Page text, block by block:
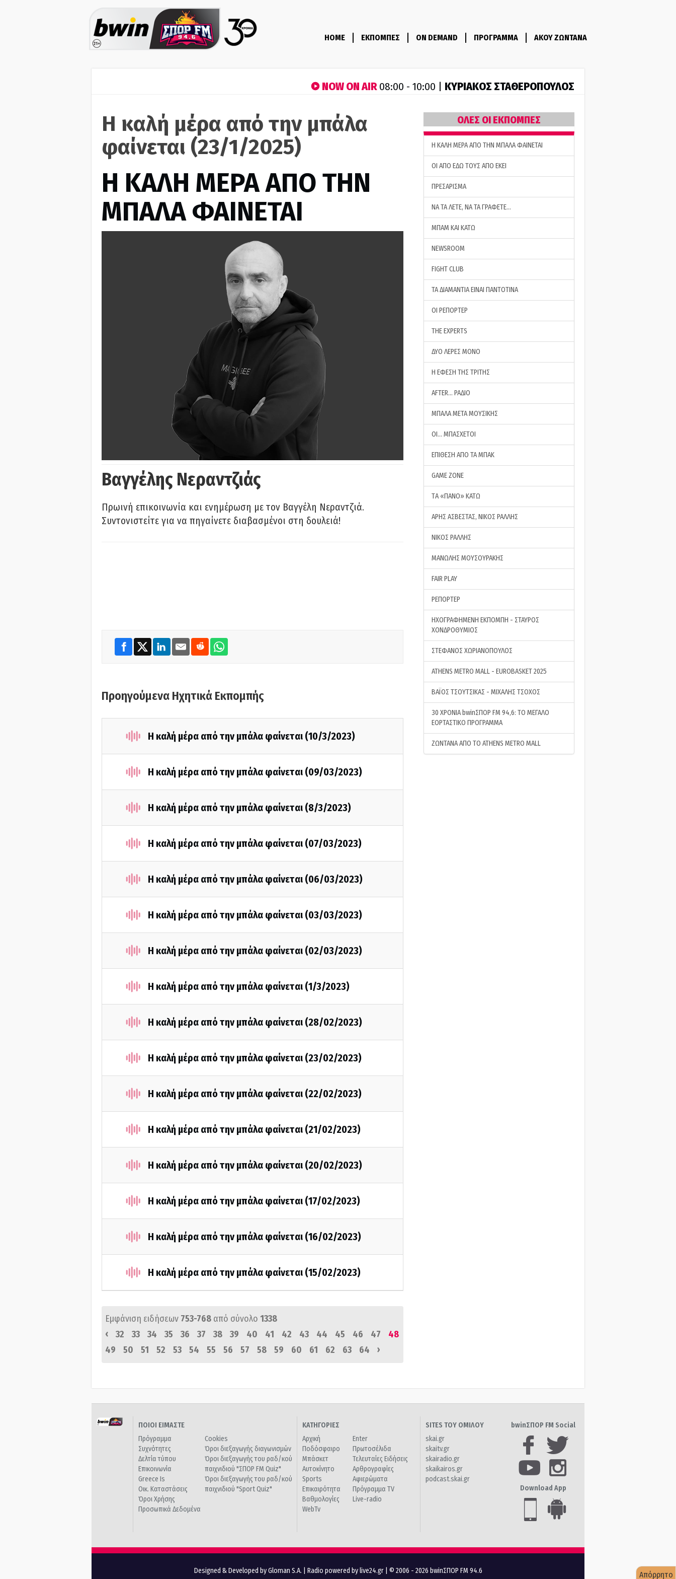
HOME ΕΚΠΟΜΠΕΣ ON DEMAND ΠΡΟΓΡΑΜΜΑ ΑΚΟΥ ΖΩΝΤΑΝΑ
NOW ON AIR08:00 - 10:00 | ΚΥΡΙΑΚΟΣ ΣΤΑΘΕΡΟΠΟΥΛΟΣ
Η καλή μέρα από την μπάλα
φαίνεται (23/1/2025)
H ΚΑΛΗ ΜΕΡΑ ΑΠΟ ΤΗΝ
ΜΠΑΛΑ ΦΑΙΝΕΤΑΙ
Βαγγέλης Νεραντζιάς
Πρωινή επικοινωνία και ενημέρωση με τον Βαγγέλη Νεραντζιά.
Συντονιστείτε για να πηγαίνετε διαβασμένοι στη δουλειά!
Προηγούμενα Ηχητικά Εκπομπής
Η καλή μέρα από την μπάλα φαίνεται (10/3/2023)
Η καλή μέρα από την μπάλα φαίνεται (09/03/2023)
Η καλή μέρα από την μπάλα φαίνεται (8/3/2023)
Η καλή μέρα από την μπάλα φαίνεται (07/03/2023)
Η καλή μέρα από την μπάλα φαίνεται (06/03/2023)
Η καλή μέρα από την μπάλα φαίνεται (03/03/2023)
Η καλή μέρα από την μπάλα φαίνεται (02/03/2023)
Η καλή μέρα από την μπάλα φαίνεται (1/3/2023)
Η καλή μέρα από την μπάλα φαίνεται (28/02/2023)
Η καλή μέρα από την μπάλα φαίνεται (23/02/2023)
Η καλή μέρα από την μπάλα φαίνεται (22/02/2023)
Η καλή μέρα από την μπάλα φαίνεται (21/02/2023)
Η καλή μέρα από την μπάλα φαίνεται (20/02/2023)
Η καλή μέρα από την μπάλα φαίνεται (17/02/2023)
Η καλή μέρα από την μπάλα φαίνεται (16/02/2023)
Η καλή μέρα από την μπάλα φαίνεται (15/02/2023)
Εμφάνιση ειδήσεων 753-768 από σύνολο 1338
‹
32 33 34 35 36 37 38 39 40 41 42 43 44 45 46 47
48
49
50 51 52 53 54 55 56 57 58 59 60 61 62 63 64 ›
ΟΛΕΣ ΟΙ ΕΚΠΟΜΠΕΣ
H ΚΑΛΗ ΜΕΡΑ ΑΠΟ ΤΗΝ ΜΠΑΛΑ ΦΑΙΝΕΤΑΙ
ΟΙ ΑΠΟ ΕΔΩ ΤΟΥΣ ΑΠΟ ΕΚΕΙ
ΠΡΕΣΑΡΙΣΜΑ
ΝΑ ΤΑ ΛΕΤΕ, ΝΑ ΤΑ ΓΡΑΦΕΤΕ…
ΜΠΑΜ ΚΑΙ ΚΑΤΩ
NEWSROOM
FIGHT CLUB
ΤΑ ΔΙΑΜΑΝΤΙΑ ΕΙΝΑΙ ΠΑΝΤΟΤΙΝΑ
ΟΙ ΡΕΠΟΡΤΕΡ
THE EXPERTS
ΔΥΟ ΛΕΡΕΣ ΜΟΝΟ
Η ΕΦΕΣΗ ΤΗΣ ΤΡΙΤΗΣ
AFTER… ΡΑΔΙΟ
ΜΠΑΛΑ ΜΕΤΑ ΜΟΥΣΙΚΗΣ
ΟΙ… ΜΠΑΣΧΕΤΟΙ
ΕΠΙΘΕΣΗ ΑΠΟ ΤΑ ΜΠΑΚ
GAME ZONE
ΤA «ΠΑΝΟ» ΚΑΤΩ
ΑΡΗΣ ΑΣΒΕΣΤΑΣ, ΝΙΚΟΣ ΡΑΛΛΗΣ
ΝΙΚΟΣ ΡΑΛΛΗΣ
ΜΑΝΩΛΗΣ ΜΟΥΣΟΥΡΑΚΗΣ
FAIR PLAY
ΡΕΠΟΡΤΕΡ
ΗΧΟΓΡΑΦΗΜΕΝΗ ΕΚΠΟΜΠΗ - ΣΤΑΥΡΟΣ
ΧΟΝΔΡΟΘΥΜΙΟΣ
ΣΤΕΦΑΝΟΣ ΧΩΡΙΑΝΟΠΟΥΛΟΣ
ATHENS METRO MALL - EUROBASKET 2025
ΒΑΪΟΣ ΤΣΟΥΤΣΙΚΑΣ - ΜΙΧΑΛΗΣ ΤΣΟΧΟΣ
30 ΧΡΟΝΙΑ bwinΣΠΟΡ FM 94,6: ΤΟ ΜΕΓΑΛΟ
ΕΟΡΤΑΣΤΙΚΟ ΠΡΟΓΡΑΜΜΑ
ΖΩΝΤΑΝΑ ΑΠΟ ΤΟ ATHENS METRO MALL
ΠΟΙΟΙ ΕΙΜΑΣΤΕ
Πρόγραμμα
Συχνότητες
Δελτία τύπου
Επικοινωνία
Greece Is
Οικ. Καταστάσεις
Όροι Χρήσης
Προσωπικά Δεδομένα
Cookies
Όροι διεξαγωγής διαγωνισμών
Όροι διεξαγωγής του ραδ/κού
παιχνιδιού "ΣΠΟΡ FM Quiz"
Όροι διεξαγωγής του ραδ/κού
παιχνιδιού "Sport Quiz"
ΚΑΤΗΓΟΡΙΕΣ
Αρχική
Ποδόσφαιρο
Μπάσκετ
Αυτοκίνητο
Sports
Επικαιρότητα
Βαθμολογίες
WebTv
Enter
Πρωτοσέλιδα
Τελευταίες Ειδήσεις
Αρθρογραφίες
Αφιερώματα
Πρόγραμμα TV
Live-radio
SITES ΤΟΥ ΟΜΙΛΟΥ
skai.gr
skaitv.gr
skairadio.gr
skaikairos.gr
podcast.skai.gr
bwinΣΠΟΡ FM Social
Download App
Designed & Developed by Gloman S.A. Radio powered by live24.gr | © 2006 - 2026 bwinΣΠΟΡ FM 94.6 Απόρρητο